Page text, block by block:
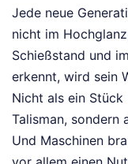
Jede neue
nicht im
Schießstand und
erkennt, wird sein
Nicht als ein
Talisman, sondern
Und Maschinen